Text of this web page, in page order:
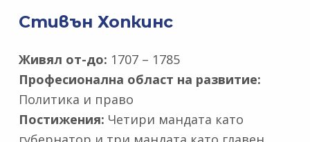
Стивън Хопкинс
Живял от-до: 1707 – 1785
Професионална област на развитие:
Политика и право
Постижения: Четири мандата като